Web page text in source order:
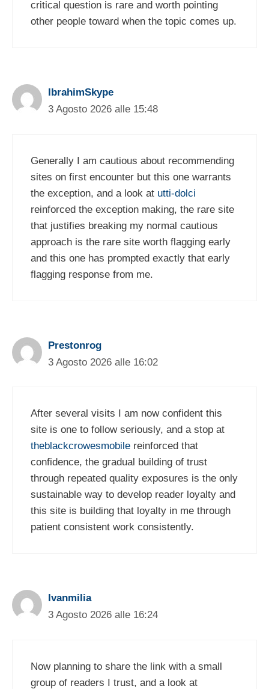
critical question is rare and worth pointing
other people toward when the topic comes up.
IbrahimSkype
3 Agosto 2026 alle 15:48
Generally I am cautious about recommending
sites on first encounter but this one warrants
the exception, and a look at utti-dolci
reinforced the exception making, the rare site
that justifies breaking my normal cautious
approach is the rare site worth flagging early
and this one has prompted exactly that early
flagging response from me.
Prestonrog
3 Agosto 2026 alle 16:02
After several visits I am now confident this
site is one to follow seriously, and a stop at
theblackcrowesmobile reinforced that
confidence, the gradual building of trust
through repeated quality exposures is the only
sustainable way to develop reader loyalty and
this site is building that loyalty in me through
patient consistent work consistently.
Ivanmilia
3 Agosto 2026 alle 16:24
Now planning to share the link with a small
group of readers I trust, and a look at